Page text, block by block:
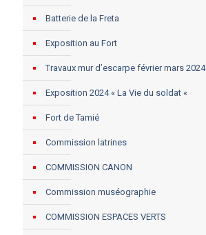
Batterie de la Freta
Exposition au Fort
Travaux mur d’escarpe février mars 2024
Exposition 2024 « La Vie du soldat «
Fort de Tamié
Commission latrines
COMMISSION CANON
Commission muséographie
COMMISSION ESPACES VERTS